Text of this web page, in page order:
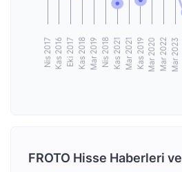
FROTO Hisse Haberleri ve